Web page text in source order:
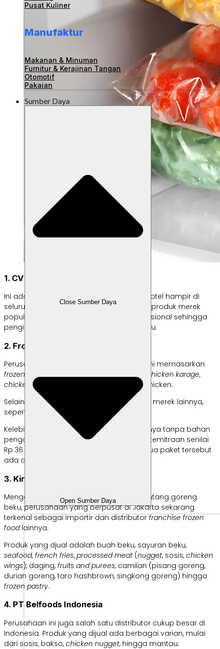
Pusat Kuliner
Manufaktur
Makanan & Minuman
Furnitur & Kerajinan Tangan
Otomotif
Pakaian
Sumber Daya
Close Sumber Daya
Open Sumber Daya
1. CV Cahaya Boga Utama
Ini adalah
banyak restoran dan hotel hampir di
seluruh Indonesia. Selain memiliki banyak produk merek
populer, perusahaan sudah sangat profesional sehingga
pengiriman dijamin cepat dan tepat waktu.
2. Frozen Food Pahala, PT
Perusahaan yang sudah ada sejak 1989 ini memasarkan
frozen foodbermerek Yummy Food. Ada chicken karage,
chicken nugget
, dan spicy chicken.
Selain itu, mereka juga memiliki beberapa merek lainnya,
seperti Baso-ku dan California.
Kelebihan perusahaan ini adalah produknya tanpa bahan
pengawet serta menawarkan dua paket kemitraan senilai
Rp 36 juta dan Rp 66 juta. Perbedaan kedua paket tersebut
ada di fasilitas yang didapat calon mitra.
3. Kirana Food, PT
Mengawali bisnisnya sebagai importir kentang goreng
beku, perusahaan yang berpusat di Jakarta sekarang
terkenal sebagai importir dan distributorfranchise frozen
food lainnya.
Produk yang djual adalah buah beku, sayuran beku,
seafood, french fries, processed meat (nugget, sosis, chicken
wings), daging, fruits and purees, camilan (pisang goreng,
durian goreng, taro hashbrown, singkong goreng) hingga
frozen pastry.
4. PT Belfoods Indonesia
Perusahaan ini juga salah satu distributor cukup besar di
Indonesia. Produk yang dijual ada berbagai varian, mulai
dari sosis, bakso, chicken nugget, hingga mantau.